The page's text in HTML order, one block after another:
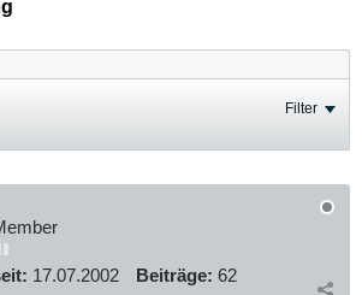
Filter
17.07.2002 Beiträge: 62